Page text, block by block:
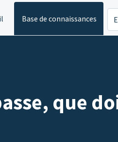
Base de connaissances
que